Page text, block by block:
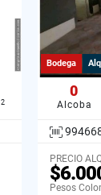
2
Bodega
0
Alcoba
PRECIO
Pesos